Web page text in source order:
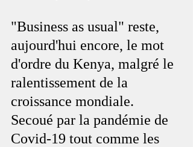
"Business as usual" reste,
aujourd'hui encore, le mot
d'ordre du Kenya, malgré le
ralentissement de la
croissance mondiale.
Secoué par la pandémie de
Covid-19 tout comme les